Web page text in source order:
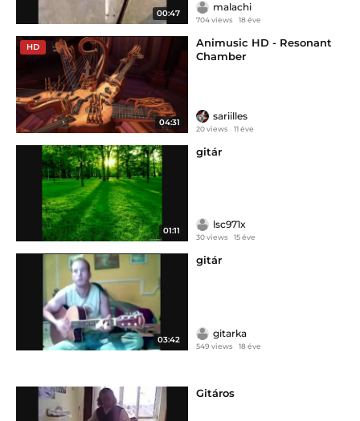
00:47
malachi
704 views 18 éve
HD
04:31
Animusic HD - Resonant
Chamber
sariilles
20 views 11 éve
01:11
gitár
lsc971x
30 views 15 éve
03:42
gitár
gitarka
549 views 18 éve
Gitáros